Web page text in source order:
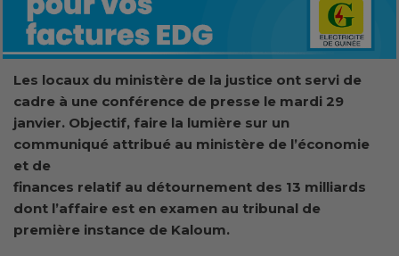
Les locaux du ministère de la justice ont servi de
cadre à une conférence de presse le mardi 29
janvier. Objectif, faire la lumière sur un
communiqué attribué au ministère de l’économie
et de
finances relatif au détournement des 13 milliards
dont l’affaire est en examen au tribunal de
première instance de Kaloum.